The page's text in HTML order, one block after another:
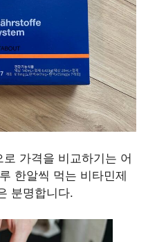
가격을 비교하기는 어
한알씩 먹는 비타민제
분명합니다.